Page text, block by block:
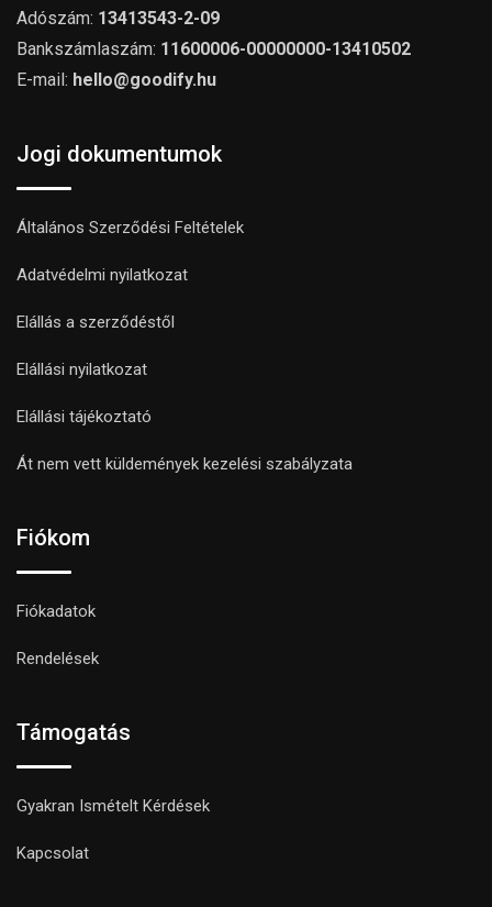
Adószám: 13413543-2-09
Bankszámlaszám: 11600006-00000000-13410502
E-mail: hello@goodify.hu
Jogi dokumentumok
Általános Szerződési Feltételek
Adatvédelmi nyilatkozat
Elállás a szerződéstől
Elállási nyilatkozat
Elállási tájékoztató
Át nem vett küldemények kezelési szabályzata
Fiókom
Fiókadatok
Rendelések
Támogatás
Gyakran Ismételt Kérdések
Kapcsolat